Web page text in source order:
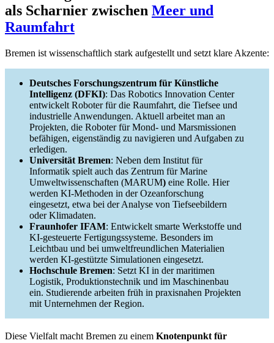
als Scharnier zwischen Meer und
Raumfahrt
Bremen ist wissenschaftlich stark aufgestellt und setzt klare Akzente:
Deutsches Forschungszentrum für Künstliche
Intelligenz (DFKI): Das Robotics Innovation Center
entwickelt Roboter für die Raumfahrt, die Tiefsee und
industrielle Anwendungen. Aktuell arbeitet man an
Projekten, die Roboter für Mond- und Marsmissionen
befähigen, eigenständig zu navigieren und Aufgaben zu
erledigen.
Universität Bremen: Neben dem Institut für
Informatik spielt auch das Zentrum für Marine
Umweltwissenschaften (MARUM) eine Rolle. Hier
werden KI-Methoden in der Ozeanforschung
eingesetzt, etwa bei der Analyse von Tiefseebildern
oder Klimadaten.
Fraunhofer IFAM: Entwickelt smarte Werkstoffe und
KI-gesteuerte Fertigungssysteme. Besonders im
Leichtbau und bei umweltfreundlichen Materialien
werden KI-gestützte Simulationen eingesetzt.
Hochschule Bremen: Setzt KI in der maritimen
Logistik, Produktionstechnik und im Maschinenbau
ein. Studierende arbeiten früh in praxisnahen Projekten
mit Unternehmen der Region.
Diese Vielfalt macht Bremen zu einem Knotenpunkt für